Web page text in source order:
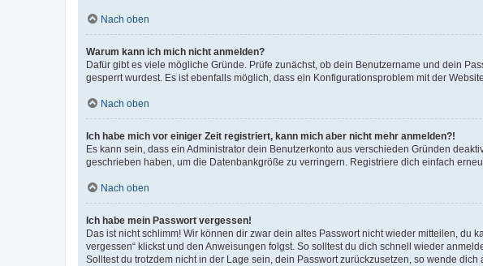
Nach oben
Warum kann ich mich nicht anmelden?
Dafür gibt es viele mögliche Gründe. Prüfe zunächst, ob dein Benutzername und dein
gesperrt wurdest. Es ist ebenfalls möglich, dass ein Konfigurationsproblem mit der
Nach oben
Ich habe mich vor einiger Zeit registriert, kann mich aber nicht mehr anmelden?!
Es kann sein, dass ein Administrator dein Benutzerkonto aus verschieden Gründen
geschrieben haben, um die Datenbankgröße zu verringern. Registriere dich einfach
Nach oben
Ich habe mein Passwort vergessen!
Das ist nicht schlimm! Wir können dir zwar dein altes Passwort nicht wieder mitteilen, du
vergessen“ klickst und den Anweisungen folgst. So solltest du dich schnell wieder
Solltest du trotzdem nicht in der Lage sein, dein Passwort zurückzusetzen, so wende dich